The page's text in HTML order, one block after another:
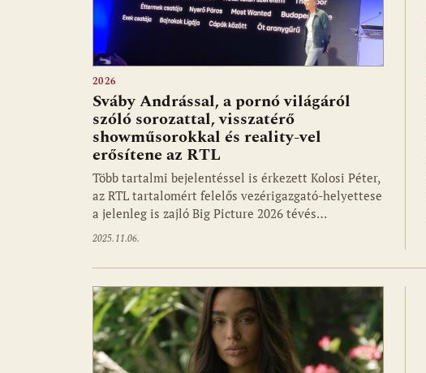
2026
Sváby Andrással, a pornó világáról
szóló sorozattal, visszatérő
showműsorokkal és reality-vel
erősítene az RTL
Több tartalmi bejelentéssel is érkezett Kolosi Péter,
az RTL tartalomért felelős vezérigazgató-helyettese
a jelenleg is zajló Big Picture 2026 tévés…
2025.11.06.